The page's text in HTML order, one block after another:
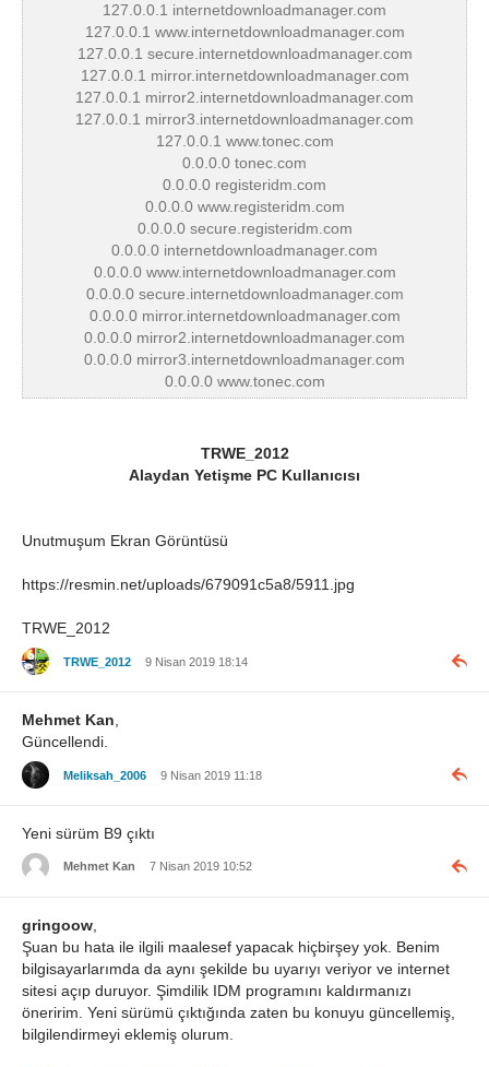
127.0.0.1 internetdownloadmanager.com
127.0.0.1 www.internetdownloadmanager.com
127.0.0.1 secure.internetdownloadmanager.com
127.0.0.1 mirror.internetdownloadmanager.com
127.0.0.1 mirror2.internetdownloadmanager.com
127.0.0.1 mirror3.internetdownloadmanager.com
127.0.0.1 www.tonec.com
0.0.0.0 tonec.com
0.0.0.0 registeridm.com
0.0.0.0 www.registeridm.com
0.0.0.0 secure.registeridm.com
0.0.0.0 internetdownloadmanager.com
0.0.0.0 www.internetdownloadmanager.com
0.0.0.0 secure.internetdownloadmanager.com
0.0.0.0 mirror.internetdownloadmanager.com
0.0.0.0 mirror2.internetdownloadmanager.com
0.0.0.0 mirror3.internetdownloadmanager.com
0.0.0.0 www.tonec.com
TRWE_2012
Alaydan Yetişme PC Kullanıcısı
Unutmuşum Ekran Görüntüsü
https://resmin.net/uploads/679091c5a8/5911.jpg
TRWE_2012
TRWE_2012 9 Nisan 2019 18:14
Mehmet Kan,
Güncellendi.
Meliksah_2006 9 Nisan 2019 11:18
Yeni sürüm B9 çıktı
Mehmet Kan 7 Nisan 2019 10:52
gringoow
Şuan bu hata ile ilgili maalesef yapacak hiçbirşey yok. Benim
bilgisayarlarımda da aynı şekilde bu uyarıyı veriyor ve internet
sitesi açıp duruyor. Şimdilik IDM programını kaldırmanızı
öneririm. Yeni sürümü çıktığında zaten bu konuyu güncellemiş,
bilgilendirmeyi eklemiş olurum.